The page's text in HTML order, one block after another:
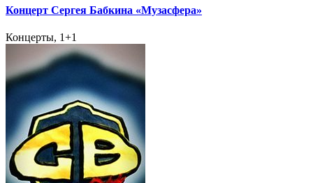
Концерт Сергея Бабкина «Музасфера»
Концерты, 1+1